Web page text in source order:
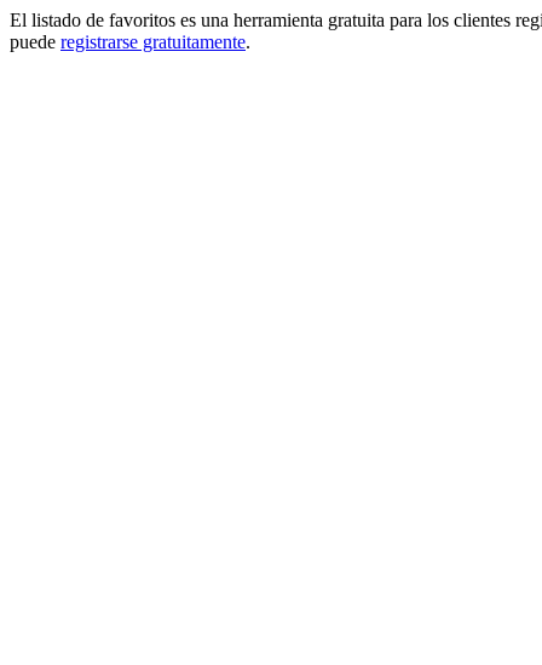
El listado de favoritos es una herramienta gratuita para los clientes
puede registrarse gratuitamente.